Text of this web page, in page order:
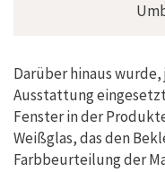
Darüber hinaus
Ausstattung
Fenster in der
Weißglas, das den
Farbbeurteilung der